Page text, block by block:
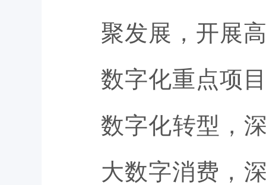
聚发展，开展
数字化重点项
数字化转型，
大数字消费，